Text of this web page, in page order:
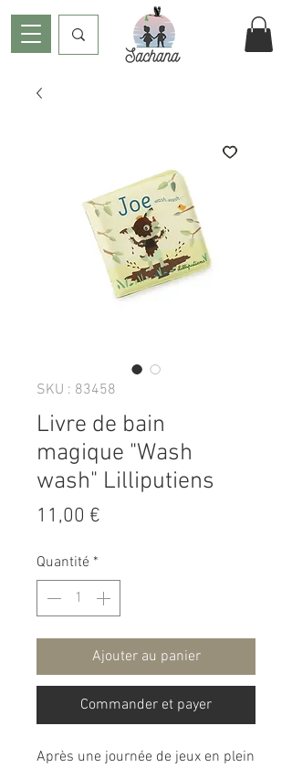
SKU : 83458
Livre de bain
magique "Wash
wash" Lilliputiens
11,00 €
Quantité *
Ajouter au panier
Commander et payer
Après une journée de jeux en plein